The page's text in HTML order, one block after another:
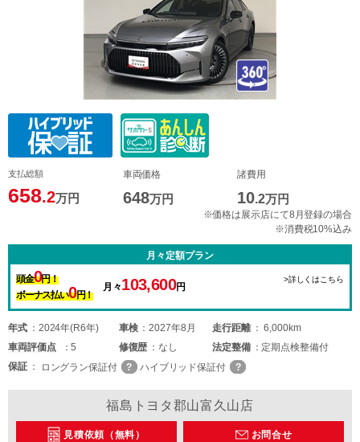
支払総額
658.2万円
車両価格
648万円
諸費用
10.2万円
※価格は展示店にて8月登録の場合
※消費税10%込み
月々定額プラン
頭金0円！
ボーナス払い0円！
月々103,600円
>詳しくはこちら
年式 2024年(R6年) 車検 2027年8月 走行距離
6,000km
車両評価点 5 修復歴 なし 法定整備
定期点検整備付
保証
ロングラン保証付 ハイブリッド保証付
福島トヨタ郡山富久山店
見積依頼（無料） お問合せ